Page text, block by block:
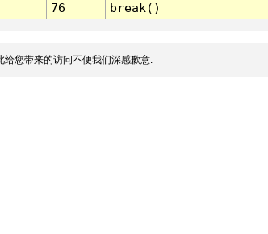
76 break()
您带来的访问不便我们深感歉意.